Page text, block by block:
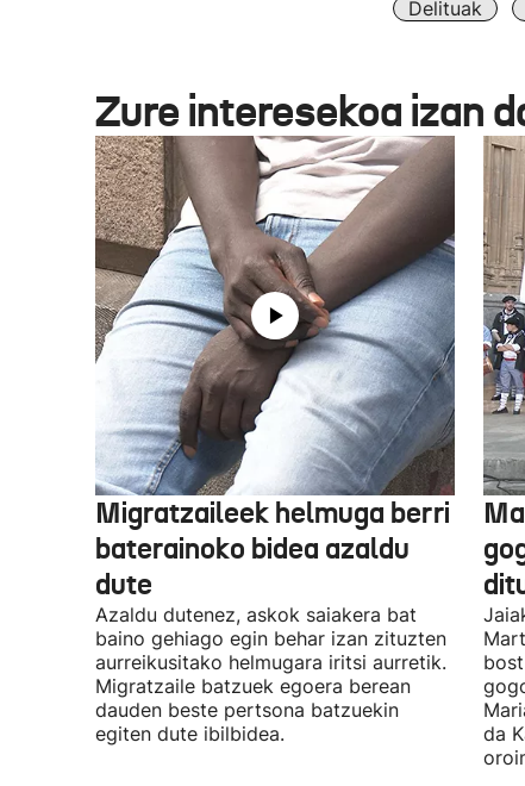
Delituak
Zure interesekoa izan
Migratzaileek helmuga berri
baterainoko bidea azaldu
dute
Azaldu dutenez, askok saiakera bat
baino gehiago egin behar izan zituzten
aurreikusitako helmugara iritsi aurretik.
Migratzaile batzuek egoera berean
dauden beste pertsona batzuekin
egiten dute ibilbidea.
da